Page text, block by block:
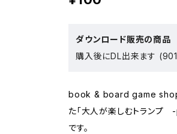
ダウンロード販売の商品
購入後にDL出来ます
book & board game
た「大人が楽しむトラン
です。